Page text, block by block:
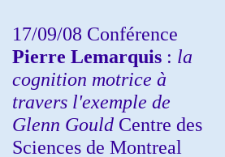
17/09/08 Conférence
Pierre Lemarquis : la
cognition motrice à
travers l'exemple de
Glenn Gould Centre des
Sciences de Montreal